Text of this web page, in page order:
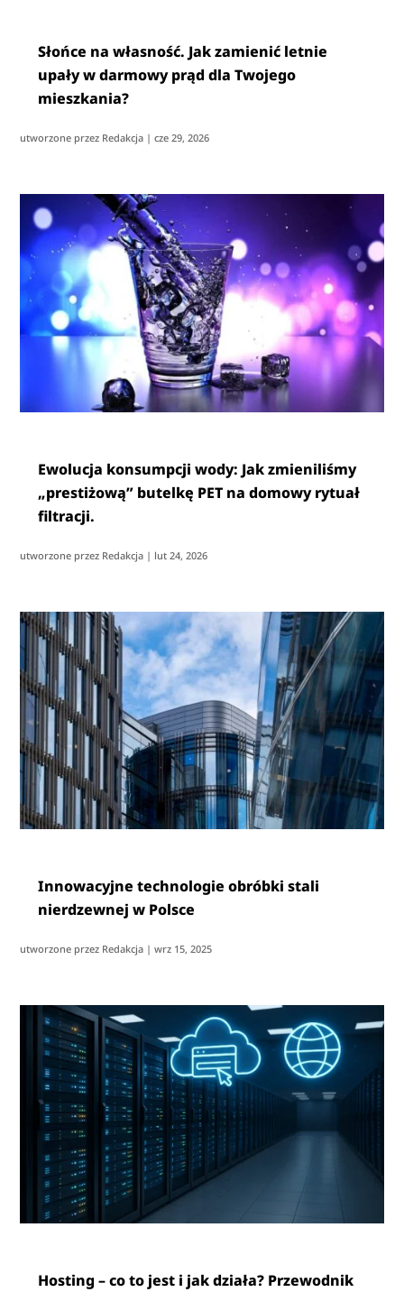
Słońce na własność. Jak zamienić letnie
upały w darmowy prąd dla Twojego
mieszkania?
utworzone przez Redakcja |cze 29, 2026
Ewolucja konsumpcji wody: Jak zmieniliśmy
„prestiżową” butelkę PET na domowy rytuał
filtracji.
utworzone przez Redakcja | lut 24, 2026
Innowacyjne technologie obróbki stali
nierdzewnej w Polsce
utworzone przez Redakcja |wrz 15, 2025
Hosting – co to jest i jak działa? Przewodnik